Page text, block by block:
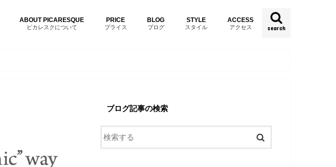
search
ABOUT PICARESQUE
ピカレスクについて
PRICE
プライス
BLOG
ブログ
STYLE
スタイル
ACCESS
アクセス
ブログ記事の検索